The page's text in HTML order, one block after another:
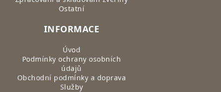
Ostatní
INFORMACE
Úvod
Podmínky ochrany osobních
údajů
Obchodní podmínky a doprava
Služby